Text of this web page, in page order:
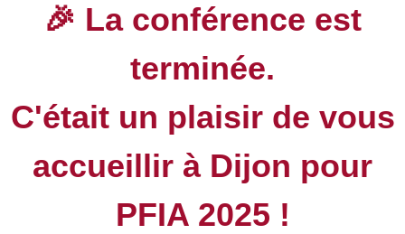
🎉 La conférence est
terminée.
C'était un plaisir de vous
accueillir à Dijon pour
PFIA 2025 !